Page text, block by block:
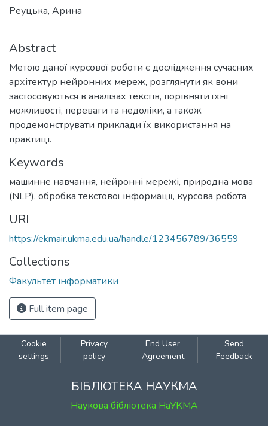
Реуцька, Арина
Abstract
Метою даної курсової роботи є дослідження сучасних
архітектур нейронних мереж, розглянути як вони
застосовуються в аналізах текстів, порівняти їхні
можливості, переваги та недоліки, а також
продемонструвати приклади їх використання на
практиці.
Keywords
машинне навчання, нейронні мережі, природна мова
(NLP), обробка текстової інформації, курсова робота
URI
https://ekmair.ukma.edu.ua/handle/123456789/36559
Collections
Факультет інформатики
Full item page
Cookie
settings
Privacy
policy
End User
Agreement
Send
Feedback
БІБЛІОТЕКА НАУКМА
Наукова бібліотека НаУКМА